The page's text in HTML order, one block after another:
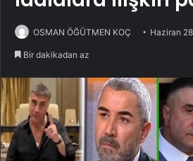
OSMAN ÖĞÜTMEN KOÇ Haziran
Bir dakikadan az